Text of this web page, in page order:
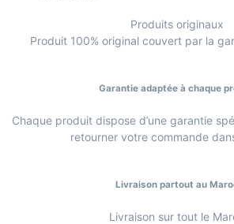
Produits originaux
Produit 100% original couvert par la
Garantie adaptée à chaque
Chaque produit dispose d’une garantie
retourner votre commande
Livraison partout au
Livraison sur tout le